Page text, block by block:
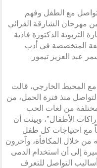
مع الطفل وفهم
ضمن فعاليات الدورة الـ14 من مهرجان الشارقة القرائي
التربوية الدكتورة فادية
المتخصصة في أدب
عبد العزيز تيمور.
المحيط الخارجي، قالت
منذ فترة الحمل، من
مختلفة من لغات الحب
الأطفال”، وبينت أن
مع احتياجات كل طفل
من خلال المكافأة، وآخرون
إلى أن استخدام الدمى
التواصل للتعرف